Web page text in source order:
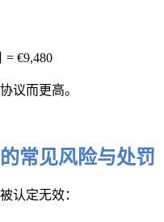
= €9,480
议而更高。
常见风险与处罚
认定无效：